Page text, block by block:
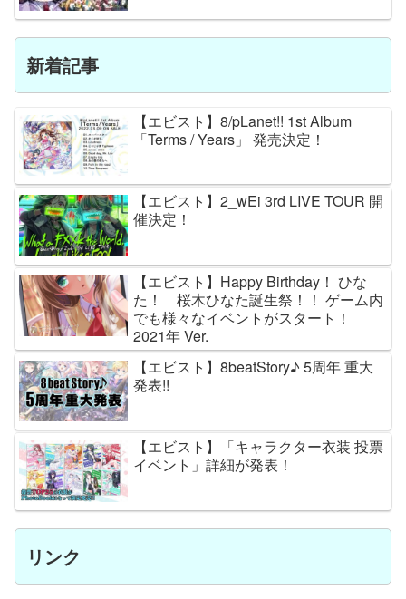
新着記事
【エビスト】8/pLanet!! 1st Album
「Terms / Years」 発売決定！
【エビスト】2_wEi 3rd LIVE TOUR 開
催決定！
【エビスト】Happy Birthday！ ひな
た！ 桜木ひなた誕生祭！！ ゲーム内
でも様々なイベントがスタート！
2021年 Ver.
【エビスト】8beatStory♪ 5周年 重大
発表!!
【エビスト】「キャラクター衣装 投票
イベント」詳細が発表！
リンク